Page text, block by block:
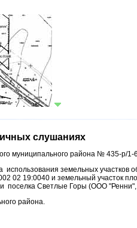
слушаниях
муниципального района № 435-р/1-
использования земельных участков
02 19:0040 и земельный участок
поселка Светлые Горы (ООО
района.